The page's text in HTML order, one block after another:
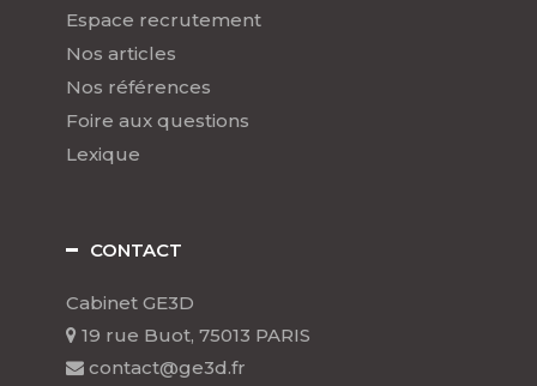
Espace recrutement
Nos articles
Nos références
Foire aux questions
Lexique
CONTACT
Cabinet GE3D
19 rue Buot, 75013 PARIS
contact@ge3d.fr